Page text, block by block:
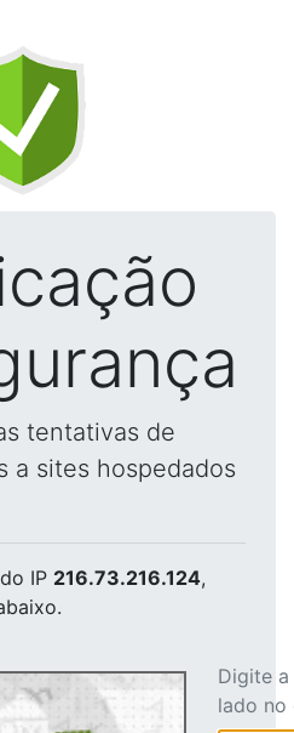
tentativas de
a sites hospedados
do IP 216.73.216.124,
Digite
lado no